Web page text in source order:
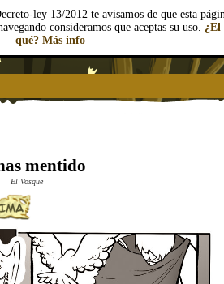
ley 13/2012 te avisamos de que esta
consideramos que aceptas su uso. ¿El
qué? Más info
mentido
El Vosque